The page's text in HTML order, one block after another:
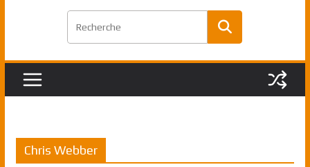
Pau Gasol dans l’histoire en 2002 :
premier européen sacré Rookie de
Rudy Gobert, deuxième Français élu
Chris Webber